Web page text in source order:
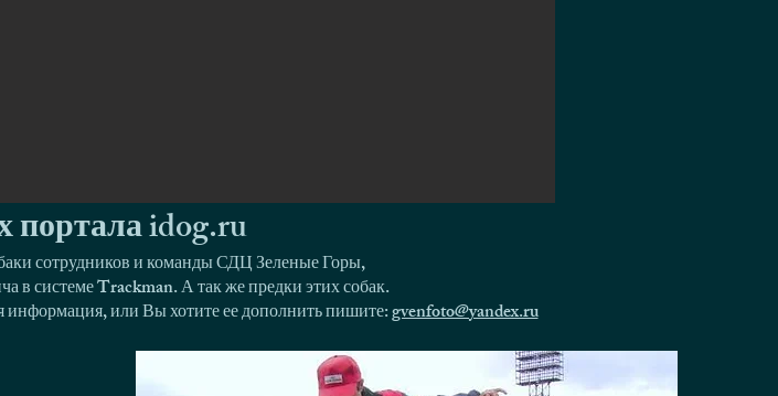
портала idog.ru
сотрудников и команды СДЦ Зеленые Горы,
в системе Trackman. А так же предки этих собак.
информация, или Вы хотите ее дополнить пишите:gvenfoto@yandex.ru